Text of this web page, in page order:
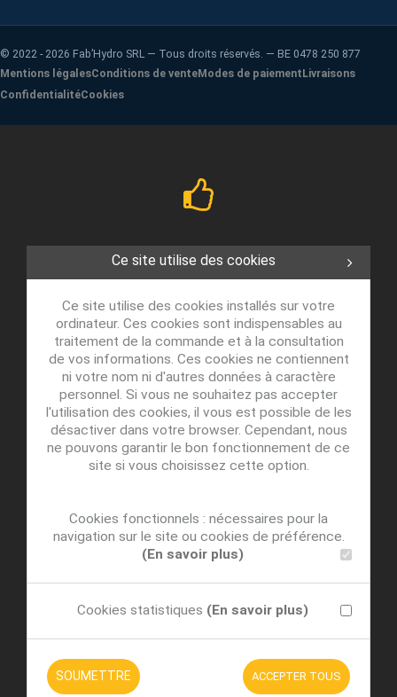
© 2022 - 2026 Fab’Hydro SRL — Tous droits réservés. — BE 0478 250 877
Mentions légalesConditions de venteModes de paiementLivraisons
ConfidentialitéCookies
Ce site utilise des cookies
Ce site utilise des cookies installés sur votre
ordinateur. Ces cookies sont indispensables au
traitement de la commande et à la consultation
de vos informations. Ces cookies ne contiennent
ni votre nom ni d'autres données à caractère
personnel. Si vous ne souhaitez pas accepter
l'utilisation des cookies, il vous est possible de les
désactiver dans votre browser. Cependant, nous
ne pouvons garantir le bon fonctionnement de ce
site si vous choisissez cette option.
Cookies fonctionnels : nécessaires pour la
navigation sur le site ou cookies de préférence.
(En savoir plus)
Cookies statistiques (En savoir plus)
SOUMETTRE ACCEPTER TOUS